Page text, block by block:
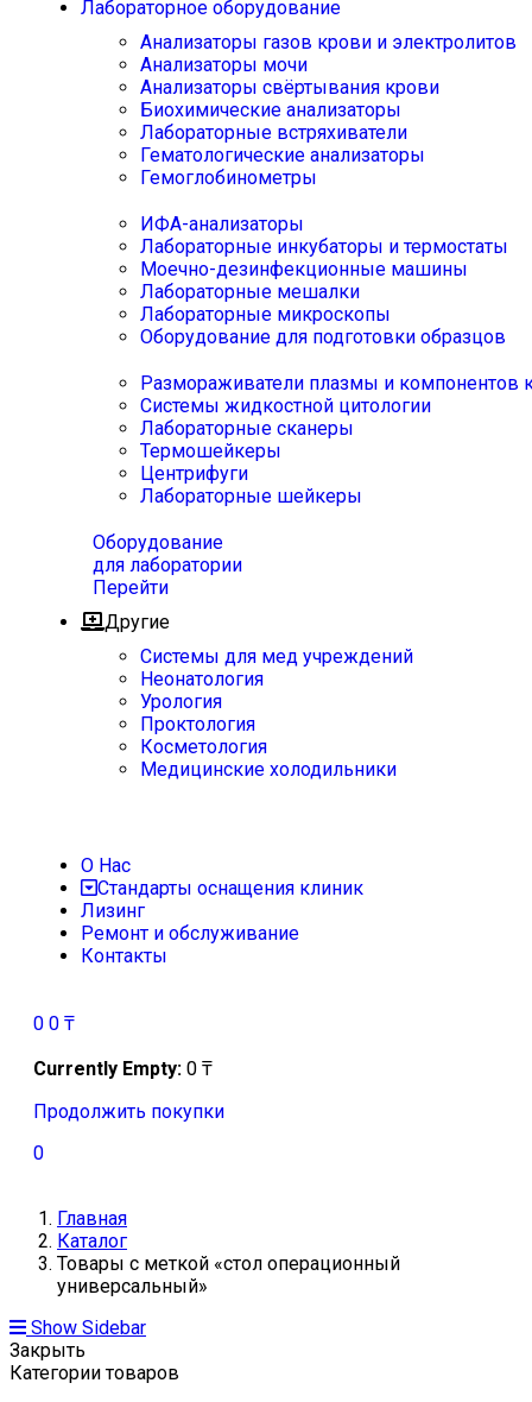
Лабораторное оборудование
Анализаторы газов крови и электролитов
Анализаторы мочи
Анализаторы свёртывания крови
Биохимические анализаторы
Лабораторные встряхиватели
Гематологические анализаторы
Гемоглобинометры
ИФА-анализаторы
Лабораторные инкубаторы и термостаты
Моечно-дезинфекционные машины
Лабораторные мешалки
Лабораторные микроскопы
Оборудование для подготовки образцов
Размораживатели плазмы и компонентов
Системы жидкостной цитологии
Лабораторные сканеры
Термошейкеры
Центрифуги
Лабораторные шейкеры
Оборудование
для лаборатории
Перейти
Другие
Системы для мед учреждений
Неонатология
Урология
Проктология
Косметология
Медицинские холодильники
О Нас
Стандарты оснащения клиник
Лизинг
Ремонт и обслуживание
Контакты
0 0 ₸
Currently Empty: 0 ₸
Продолжить покупки
0
Главная
Каталог
Товары с меткой «стол операционный
универсальный»
Show Sidebar
Закрыть
Категории товаров